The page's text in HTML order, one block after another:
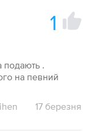
1
подають .
на певний
17 березня